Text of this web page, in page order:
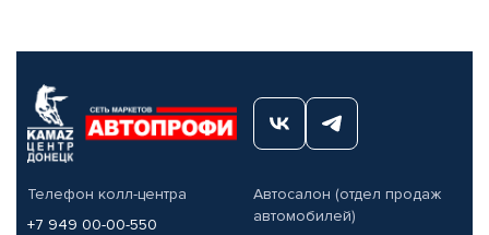
Телефон колл-центра
+7 949 00-00-550
Автосалон (отдел продаж
автомобилей)